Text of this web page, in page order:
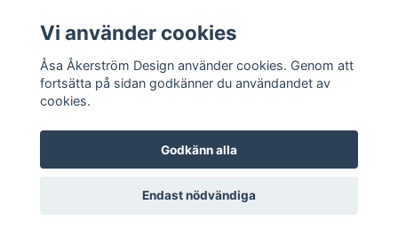
E-postadress:info@asaakerstrom.com
Kontakt
Köpvillkor & information
Leverans och frakt
© Copyright 2026 Åsa Åkerström Design
Powered by Quickbutik
Vi använder cookies
Åsa Åkerström Design använder cookies. Genom att
fortsätta på sidan godkänner du användandet av
cookies.
Godkänn alla
Endast nödvändiga